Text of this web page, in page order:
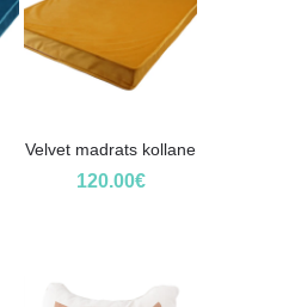
Velvet madrats kollane
120.00€